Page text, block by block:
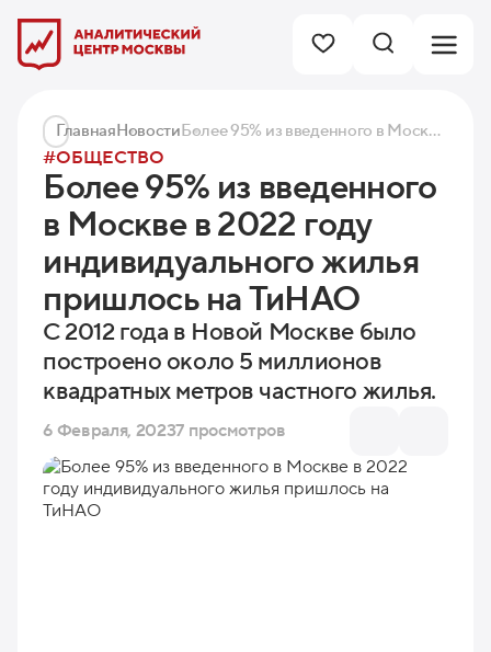
ГлавнаяНовости Более 95% из введенного в Москве в 2022 году индивидуального жилья пришлось на ТиНАО
#ОБЩЕСТВО
Более 95% из введенного
в Москве в 2022 году
индивидуального жилья
пришлось на ТиНАО
С 2012 года в Новой Москве было
построено около 5 миллионов
квадратных метров частного жилья.
6 Февраля, 20237 просмотров